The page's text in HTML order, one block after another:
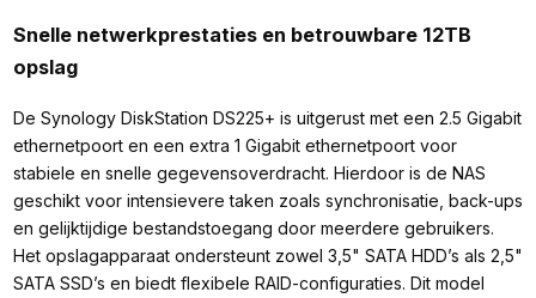
Snelle netwerkprestaties en betrouwbare 12TB
opslag
De Synology DiskStation DS225+ is uitgerust met een 2.5 Gigabit
ethernetpoort en een extra 1 Gigabit ethernetpoort voor
stabiele en snelle gegevensoverdracht. Hierdoor is de NAS
geschikt voor intensievere taken zoals synchronisatie, back-ups
en gelijktijdige bestandstoegang door meerdere gebruikers.
Het opslagapparaat ondersteunt zowel 3,5" SATA HDD’s als 2,5"
SATA SSD’s en biedt flexibele RAID-configuraties. Dit model